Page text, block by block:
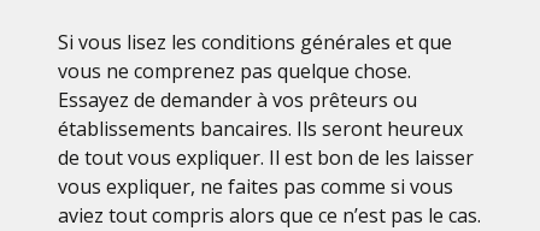
Si vous lisez les conditions générales et que
vous ne comprenez pas quelque chose.
Essayez de demander à vos prêteurs ou
établissements bancaires. Ils seront heureux
de tout vous expliquer. Il est bon de les laisser
vous expliquer, ne faites pas comme si vous
aviez tout compris alors que ce n’est pas le cas.